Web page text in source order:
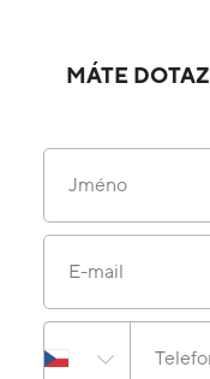
MÁTE
Jméno
E-mail